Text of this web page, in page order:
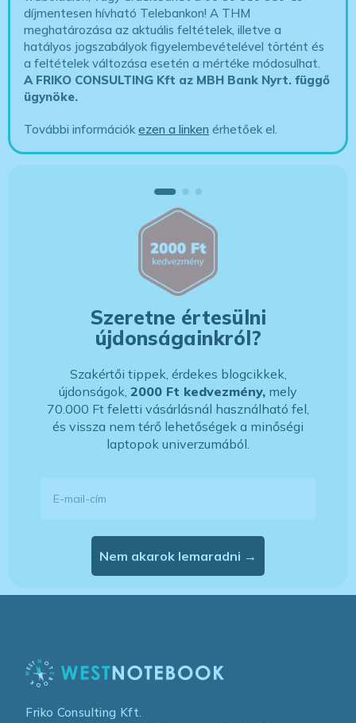
díjmentesen hívható Telebankon! A THM
meghatározása az aktuális feltételek, illetve a
hatályos jogszabályok figyelembevételével történt és
a feltételek változása esetén a mértéke módosulhat.
A FRIKO CONSULTING Kft az MBH Bank Nyrt. függő
ügynöke.
További információkezen a linken érhetőek el.
Szeretne értesülni
újdonságainkról?
Szakértői tippek, érdekes blogcikkek,
újdonságok, 2000 Ft kedvezmény, mely
70.000 Ft feletti vásárlásnál használható fel,
és vissza nem térő lehetőségek a minőségi
laptopok univerzumából.
Nem akarok lemaradni →
Friko Consulting Kft.